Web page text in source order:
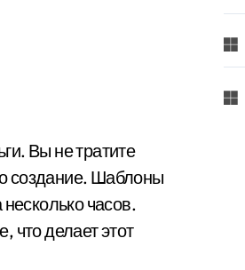
Вы не тратите
создание. Шаблоны
часов.
что делает этот